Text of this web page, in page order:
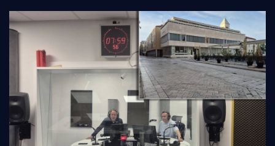
Tradicija i kultura